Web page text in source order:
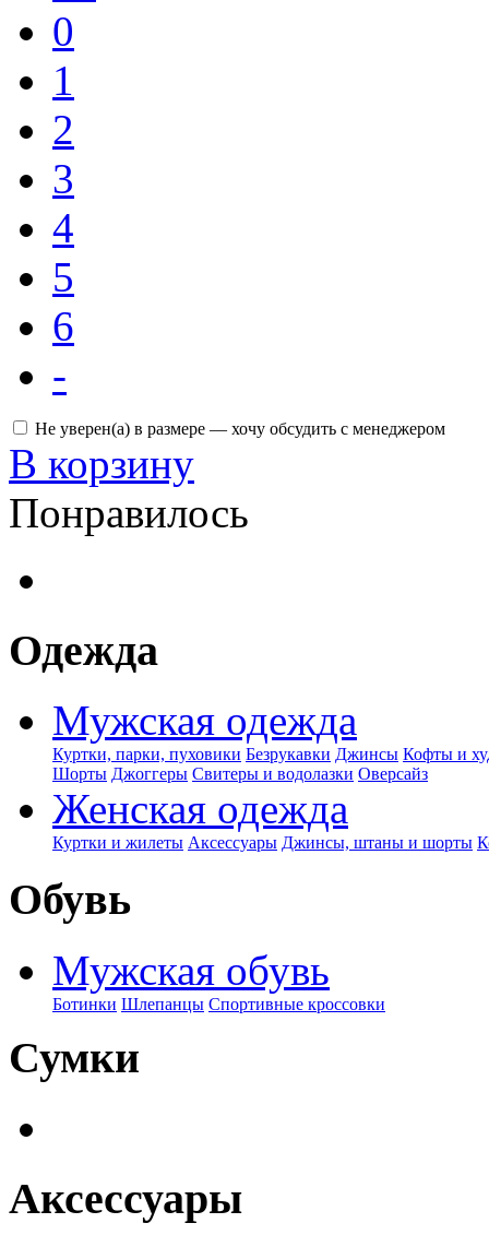
0
1
2
3
4
5
6
-
Не уверен(а) в размере — хочу обсудить с менеджером
В корзину
Понравилось
Одежда
Мужская одежда
Куртки, парки, пуховики Безрукавки Джинсы Кофты и
Шорты Джоггеры Свитеры и водолазки Оверсайз
Женская одежда
Куртки и жилеты Аксессуары Джинсы, штаны и шорты
Обувь
Мужская обувь
Ботинки Шлепанцы Спортивные кроссовки
Сумки
Аксессуары